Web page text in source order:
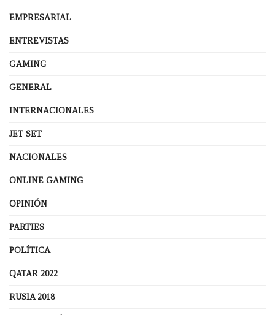
EMPRESARIAL
ENTREVISTAS
GAMING
GENERAL
INTERNACIONALES
JET SET
NACIONALES
ONLINE GAMING
OPINIÓN
PARTIES
POLÍTICA
QATAR 2022
RUSIA 2018